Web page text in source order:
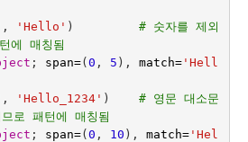
, 'Hello' )
# 숫자를 제외
에 매칭됨
; span=(0 , 5 ), match='Hell
, 'Hello_1234' )
# 영문 대소문
로 패턴에 매칭됨
; span=(0 , 10 ), match='Hel